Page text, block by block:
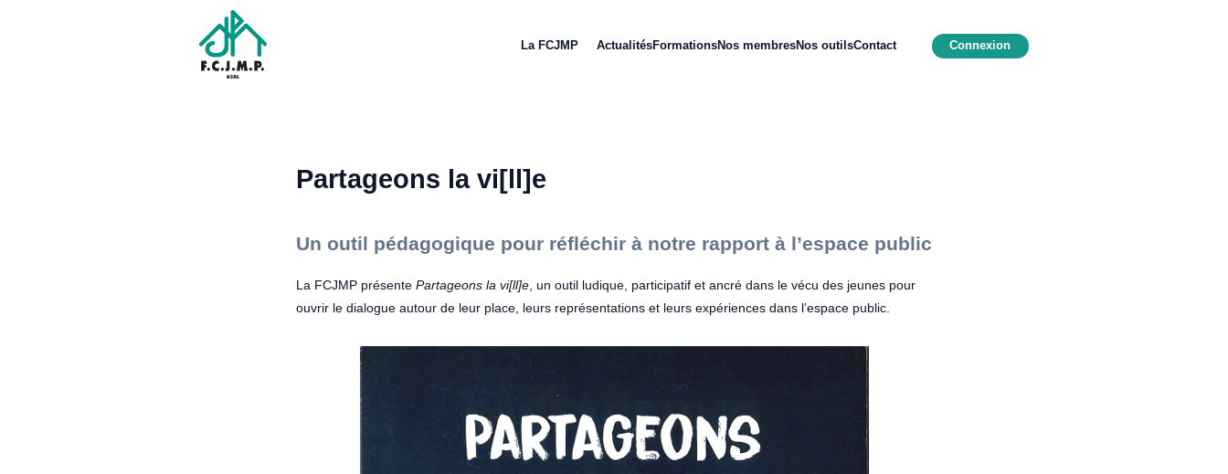
La FCJMP ActualitésFormationsNos membresNos outilsContact Connexion
Partageons la vi[ll]e
Un outil pédagogique pour réfléchir à notre rapport à l’espace public
La FCJMP présente Partageons la vi[ll]e, un outil ludique, participatif et ancré dans le vécu des jeunes pour
ouvrir le dialogue autour de leur place, leurs représentations et leurs expériences dans l’espace public.